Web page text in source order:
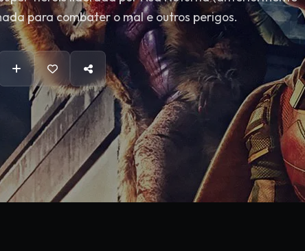
para combater o mal e outros perigos.